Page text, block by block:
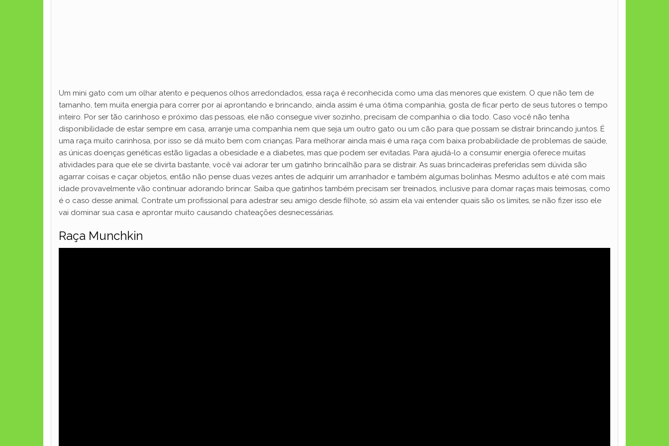
Um mini gato com um olhar atento e pequenos olhos arredondados, essa raça é reconhecida como uma das menores que existem. O que não tem de
tamanho, tem muita energia para correr por aí aprontando e brincando, ainda assim é uma ótima companhia, gosta de ficar perto de seus tutores o tempo
inteiro. Por ser tão carinhoso e próximo das pessoas, ele não consegue viver sozinho, precisam de companhia o dia todo. Caso você não tenha
disponibilidade de estar sempre em casa, arranje uma companhia nem que seja um outro gato ou um cão para que possam se distrair brincando juntos. É
uma raça muito carinhosa, por isso se dá muito bem com crianças. Para melhorar ainda mais é uma raça com baixa probabilidade de problemas de saúde,
as únicas doenças genéticas estão ligadas a obesidade e a diabetes, mas que podem ser evitadas. Para ajudá-lo a consumir energia oferece muitas
atividades para que ele se divirta bastante, você vai adorar ter um gatinho brincalhão para se distrair. As suas brincadeiras preferidas sem dúvida são
agarrar coisas e caçar objetos, então não pense duas vezes antes de adquirir um arranhador e também algumas bolinhas. Mesmo adultos e até com mais
idade provavelmente vão continuar adorando brincar. Saiba que gatinhos também precisam ser treinados, inclusive para domar raças mais teimosas, como
é o caso desse animal. Contrate um profissional para adestrar seu amigo desde filhote, só assim ela vai entender quais são os limites, se não fizer isso ele
vai dominar sua casa e aprontar muito causando chateações desnecessárias.
Raça Munchkin